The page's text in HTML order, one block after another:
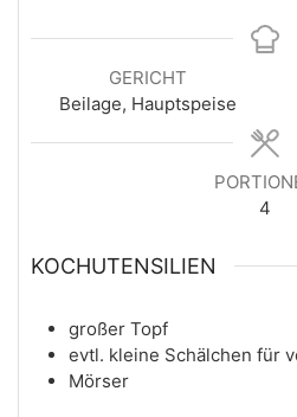
GERICHT
Beilage, Hauptspeise
4
KOCHUTENSILIEN
großer Topf
evtl. kleine Schälchen für
Mörser